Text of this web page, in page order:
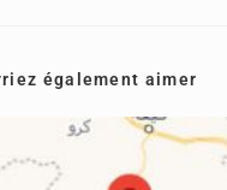
également aimer